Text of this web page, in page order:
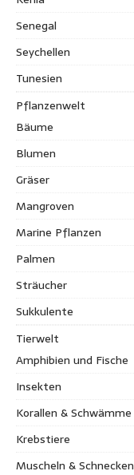
Senegal
Seychellen
Tunesien
Pflanzenwelt
Bäume
Blumen
Gräser
Mangroven
Marine Pflanzen
Palmen
Sträucher
Sukkulente
Tierwelt
Amphibien und Fische
Insekten
Korallen & Schwämme
Krebstiere
Muscheln & Schnecken